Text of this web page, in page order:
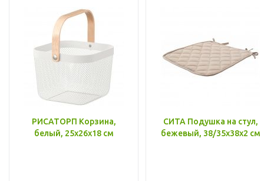
РИСАТОРП Корзина,
белый, 25x26x18 см
СИТА Подушка на стул,
бежевый, 38/35x38x2 см